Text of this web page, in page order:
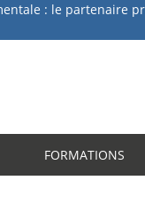
privilégié
FORMATIONS